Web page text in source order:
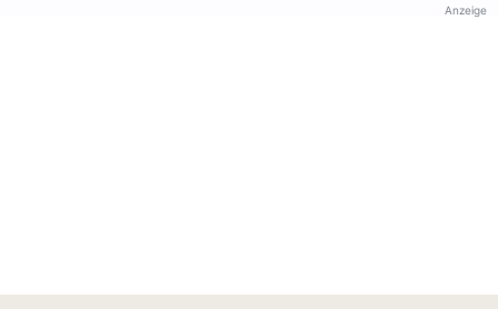
Anzeige